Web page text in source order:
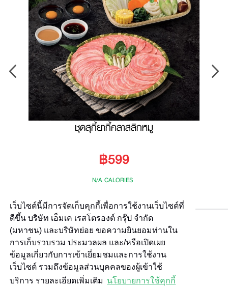
เว็บไซต์นี้มีการจัดเก็บคุกกี้เพื่อการใช้งานเว็บไซต์ที่
ดีขึ้น บริษัท เอ็มเค เรสโตรองต์ กรุ๊ป จำกัด
(มหาชน) และบริษัทย่อย ขอความยินยอมท่านใน
การเก็บรวบรวม ประมวลผล และ/หรือเปิดเผย
ข้อมูลเกี่ยวกับการเข้าเยี่ยมชมและการใช้งาน
เว็บไซต์ รวมถึงข้อมูลส่วนบุคคลของผู้เข้าใช้
บริการ รายละเอียดเพิ่มเติม นโยบายการใช้คุกกี้
ชุดสุกี้ยากี้คลาสสิกหมู
฿599
N/A CALORIES